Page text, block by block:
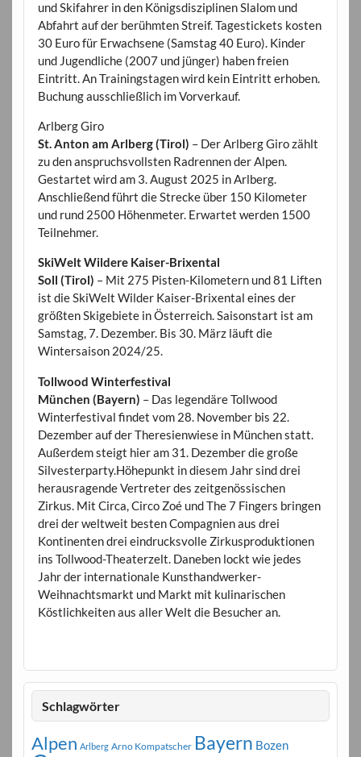
und Skifahrer in den Königsdisziplinen Slalom und
Abfahrt auf der berühmten Streif. Tagestickets kosten
30 Euro für Erwachsene (Samstag 40 Euro). Kinder
und Jugendliche (2007 und jünger) haben freien
Eintritt. An Trainingstagen wird kein Eintritt erhoben.
Buchung ausschließlich im Vorverkauf.
Arlberg Giro
St. Anton am Arlberg (Tirol) – Der Arlberg Giro zählt
zu den anspruchsvollsten Radrennen der Alpen.
Gestartet wird am 3. August 2025 in Arlberg.
Anschließend führt die Strecke über 150 Kilometer
und rund 2500 Höhenmeter. Erwartet werden 1500
Teilnehmer.
SkiWelt Wildere Kaiser-Brixental
Soll (Tirol) – Mit 275 Pisten-Kilometern und 81 Liften
ist die SkiWelt Wilder Kaiser-Brixental eines der
größten Skigebiete in Österreich. Saisonstart ist am
Samstag, 7. Dezember. Bis 30. März läuft die
Wintersaison 2024/25.
Tollwood Winterfestival
München (Bayern) – Das legendäre Tollwood
Winterfestival findet vom 28. November bis 22.
Dezember auf der Theresienwiese in München statt.
Außerdem steigt hier am 31. Dezember die große
Silvesterparty.Höhepunkt in diesem Jahr sind drei
herausragende Vertreter des zeitgenössischen
Zirkus. Mit Circa, Circo Zoé und The 7 Fingers bringen
drei der weltweit besten Compagnien aus drei
Kontinenten drei eindrucksvolle Zirkusproduktionen
ins Tollwood-Theaterzelt. Daneben lockt wie jedes
Jahr der internationale Kunsthandwerker-
Weihnachtsmarkt und Markt mit kulinarischen
Köstlichkeiten aus aller Welt die Besucher an.
Schlagwörter
Alpen Arlberg Arno Kompatscher Bayern Bozen